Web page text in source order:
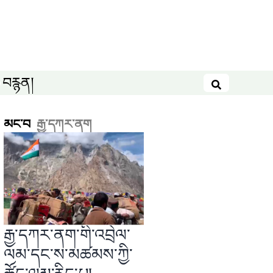
བརྙན།
མང་བ རྒྱ་དཀར་ནག
རྒྱ་དཀར་ནག་གི་འབྲེལ་
ལམ་དང་ས་མཚམས་ཀྱི་